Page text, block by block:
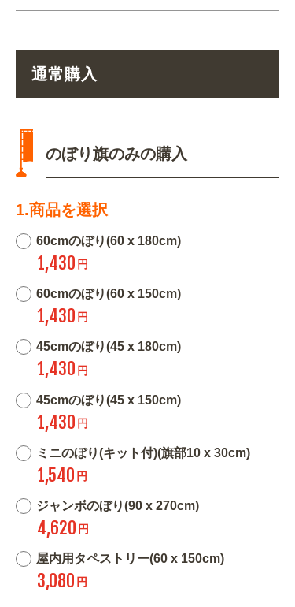
通常購入
のぼり旗のみの購入
1.商品を選択
60cmのぼり(60 x 180cm)
1,430 円
60cmのぼり(60 x 150cm)
1,430 円
45cmのぼり(45 x 180cm)
1,430 円
45cmのぼり(45 x 150cm)
1,430 円
ミニのぼり(キット付)(旗部10 x 30cm)
1,540 円
ジャンボのぼり(90 x 270cm)
4,620 円
屋内用タペストリー(60 x 150cm)
3,080 円